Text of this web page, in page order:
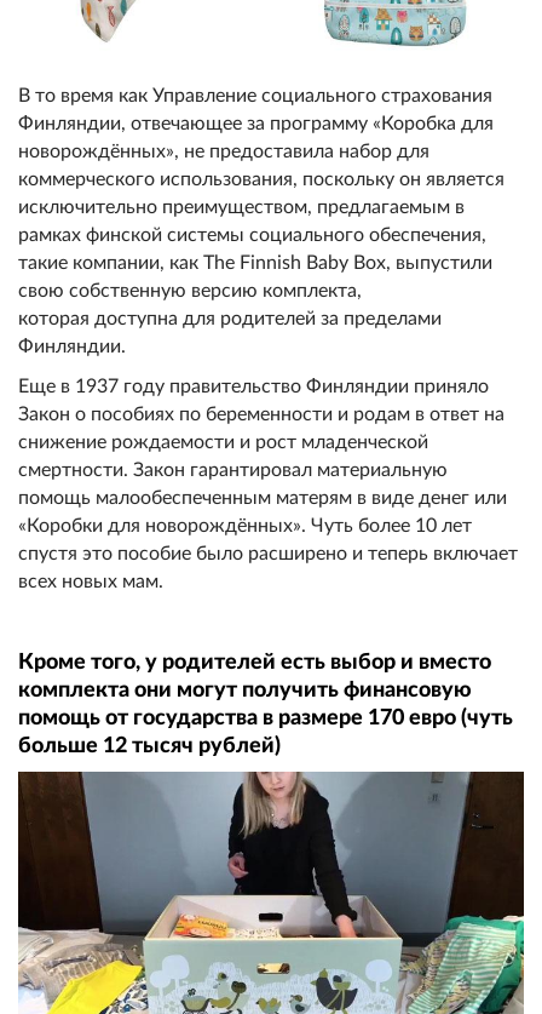
В то время как Управление социального страхования
Финляндии, отвечающее за программу «Коробка для
новорождённых», не предоставила набор для
коммерческого использования, поскольку он является
исключительно преимуществом, предлагаемым в
рамках финской системы социального обеспечения,
такие компании, как The Finnish Baby Box, выпустили
свою собственную версию комплекта,
которая доступна для родителей за пределами
Финляндии.
Еще в 1937 году правительство Финляндии приняло
Закон о пособиях по беременности и родам в ответ на
снижение рождаемости и рост младенческой
смертности. Закон гарантировал материальную
помощь малообеспеченным матерям в виде денег или
«Коробки для новорождённых». Чуть более 10 лет
спустя это пособие было расширено и теперь включает
всех новых мам.
Кроме того, у родителей есть выбор и вместо
комплекта они могут получить финансовую
помощь от государства в размере 170 евро (чуть
больше 12 тысяч рублей)